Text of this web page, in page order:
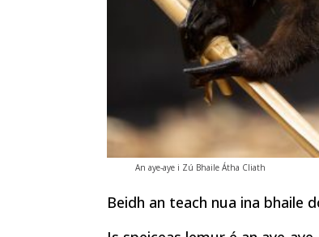
An aye-aye i Zú Bhaile Átha Cliath
Beidh an teach nua ina bhaile